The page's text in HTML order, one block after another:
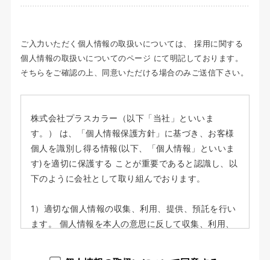
ご入力いただく個人情報の取扱いについては、 採用に関する
個人情報の取扱いについてのページ にて明記しております。
そちらをご確認の上、同意いただける場合のみご送信下さい。
株式会社プラスカラー（以下「当社」といいま
す。） は、「個人情報保護方針」に基づき、お客様
個人を識別し得る情報(以下、「個人情報」といいま
す)を適切に保護する ことが重要であると認識し、以
下のように会社として取り組んでおります。
1）適切な個人情報の収集、利用、提供、預託を行い
ます。 個人情報を本人の意思に反して収集、利用、